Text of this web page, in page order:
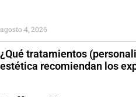
¿Qué tratamientos
estética recomiendan los
agosto 4, 2026